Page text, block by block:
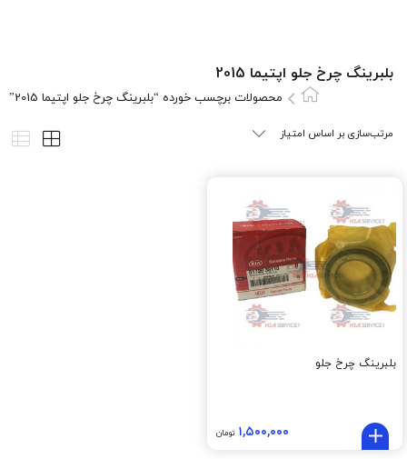
بلبرينگ چرخ جلو اپتيما 2015
محصولات برچسب خورده “بلبرينگ چرخ جلو اپتيما 2015”
بلبرينگ چرخ جلو
۱,۵۰۰,۰۰۰ تومان